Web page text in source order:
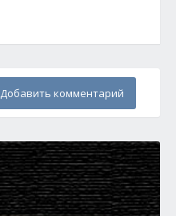
Добавить комментарий